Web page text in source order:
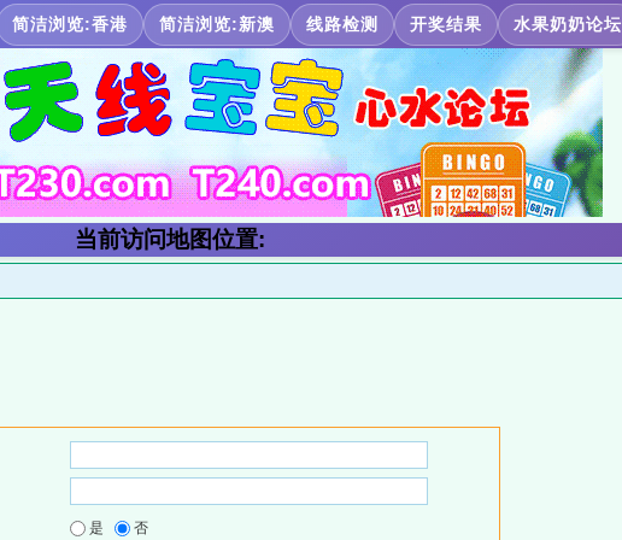
简洁浏览:香港 简洁浏览:新澳 线路检测 开奖结果 水果奶奶论坛
当前访问地图位置:
是 否